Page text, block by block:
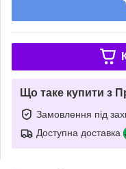
Що таке купити з
Замовлення під
Доступна доставка